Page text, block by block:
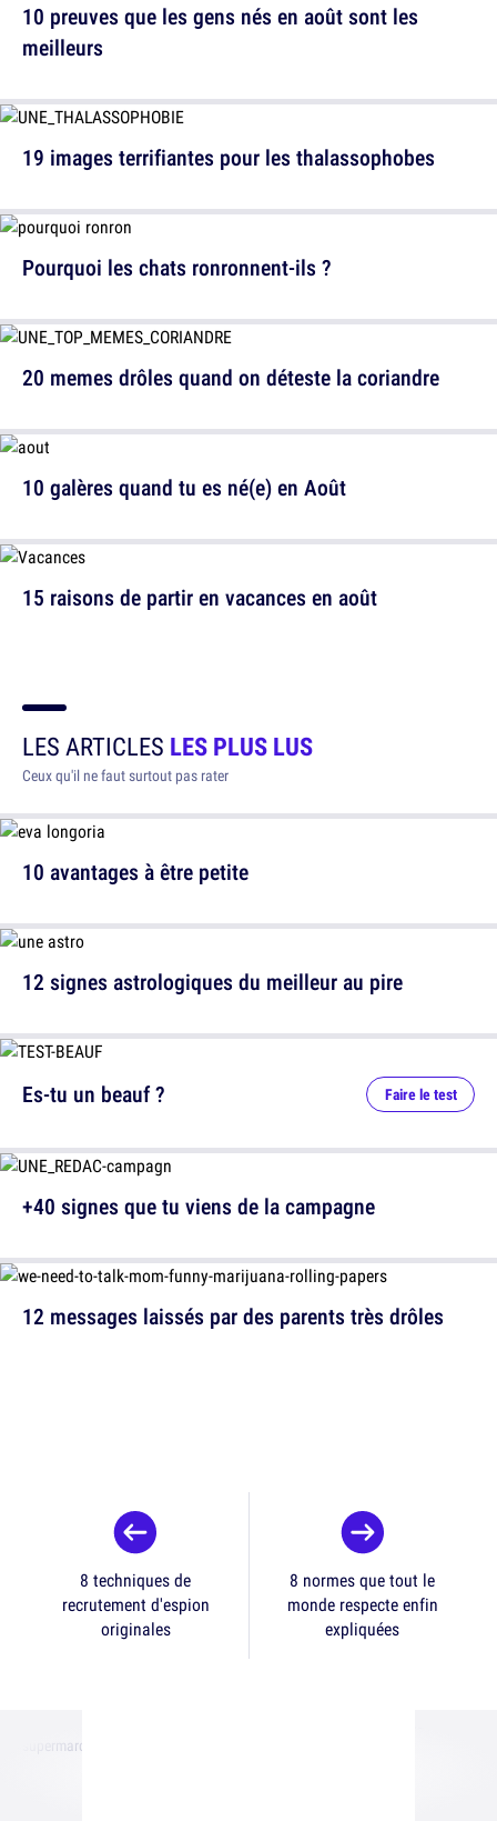
10 preuves que les gens nés en août sont les
meilleurs
Pourquoi les chats ronronnent-ils ?
10 galères quand tu es né(e) en Août
19 images terrifiantes pour les thalassophobes
20 memes drôles quand on déteste la coriandre
15 raisons de partir en vacances en août
LES ARTICLES LES PLUS LUS
Ceux qu'il ne faut surtout pas rater
10 avantages à être petite
12 signes astrologiques du meilleur au pire
12 messages laissés par des parents très drôles
Es-tu un beauf ? Faire le test
+40 signes que tu viens de la campagne
8 techniques de
recrutement d'espion
originales
8 normes que tout le
monde respecte enfin
expliquées
supermarché, les trucs insupportables